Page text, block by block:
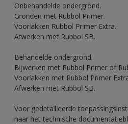
Onbehandelde ondergrond.
Gronden met Rubbol Primer.
Voorlakken Rubbol Primer Extra.
Afwerken met Rubbol SB.
Behandelde ondergrond.
Bijwerken met Rubbol Primer of
Voorlakken met Rubbol Primer
Afwerken met Rubbol SB.
Voor gedetailleerde
naar het technische